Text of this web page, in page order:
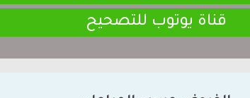
قناة يوتوب للتصحيح